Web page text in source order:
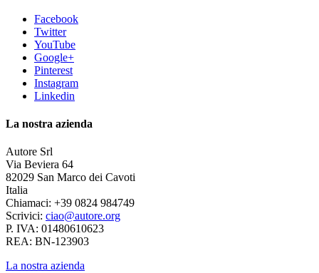
Facebook
Twitter
YouTube
Google+
Pinterest
Instagram
Linkedin
La nostra azienda
Autore Srl
Via Beviera 64
82029 San Marco dei Cavoti
Italia
Chiamaci: +39 0824 984749
Scrivici: ciao@autore.org
P. IVA: 01480610623
REA: BN-123903
La nostra azienda